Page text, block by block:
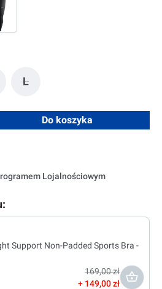
niedostępna.)
obecnie niedostępna.)
opcja jest obecnie niedostępna.)
L(Ta opcja jest obecnie
żądaną ilość lub użyj
Do koszyka
Lojalnościowym
Support Non-Padded Sports Bra -
169,00 zł
149,00 zł